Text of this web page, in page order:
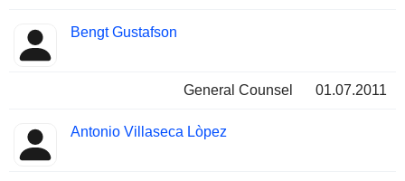
Bengt Gustafson
General Counsel 01.07.2011
Antonio Villaseca Lòpez